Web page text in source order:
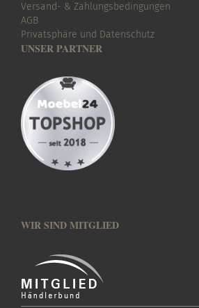
Versand- & Zahlungsbedingungen
AGB
Privatsphäre und Datenschutz
UNSER PARTNER
WIR SIND MITGLIED